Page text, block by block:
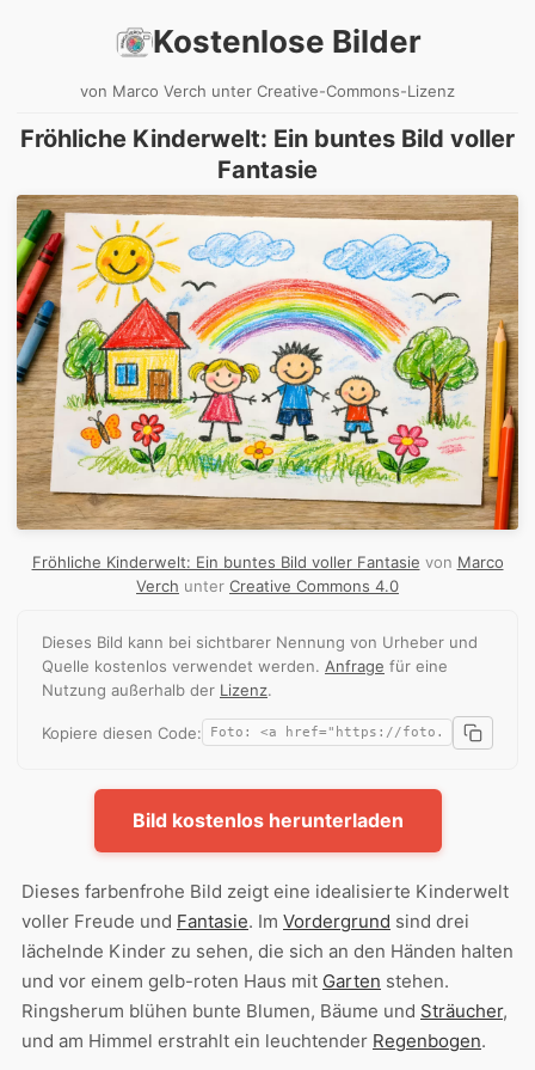
Kostenlose Bilder
von Marco Verch unter Creative-Commons-Lizenz
Fröhliche Kinderwelt: Ein buntes Bild voller
Fantasie
Fröhliche Kinderwelt: Ein buntes Bild voller Fantasie von Marco
Verch unter Creative Commons 4.0
Dieses Bild kann bei sichtbarer Nennung von Urheber und
Quelle kostenlos verwendet werden. Anfrage für eine
Nutzung außerhalb der Lizenz.
Kopiere diesen Code:
Bild kostenlos herunterladen
Dieses farbenfrohe Bild zeigt eine idealisierte Kinderwelt
voller Freude und Fantasie. Im Vordergrund sind drei
lächelnde Kinder zu sehen, die sich an den Händen halten
und vor einem gelb-roten Haus mit Garten stehen.
Ringsherum blühen bunte Blumen, Bäume und Sträucher,
und am Himmel erstrahlt ein leuchtender Regenbogen.